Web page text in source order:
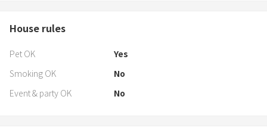
House rules
Pet OK
Yes
Smoking OK
No
Event & party OK
No